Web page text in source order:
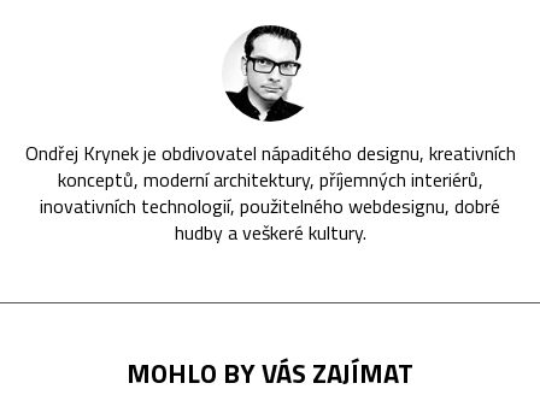
Ondřej Krynek je obdivovatel nápaditého designu, kreativních
konceptů, moderní architektury, příjemných interiérů,
inovativních technologií, použitelného webdesignu, dobré
hudby a veškeré kultury.
MOHLO BY VÁS ZAJÍMAT